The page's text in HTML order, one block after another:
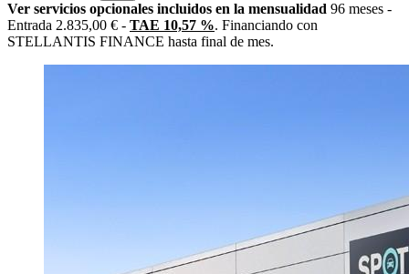
Ver servicios opcionales incluidos en la mensualidad 96 meses -
Entrada 2.835,00 € - TAE 10,57 %. Financiando con
STELLANTIS FINANCE hasta final de mes.